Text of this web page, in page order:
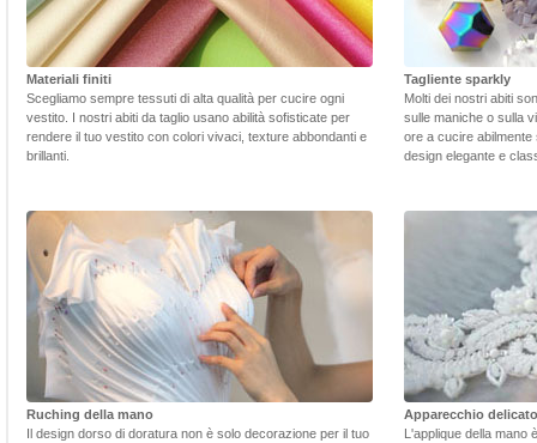
Materiali finiti
Scegliamo sempre tessuti di alta qualità per cucire ogni
vestito. I nostri abiti da taglio usano abilità sofisticate per
rendere il tuo vestito con colori vivaci, texture abbondanti e
brillanti.
Tagliente sparkly
Molti dei nostri abiti
sulle maniche o sulla
ore a cucire
design elegante e
Ruching della mano
Il design dorso di doratura non è solo decorazione per il tuo
Apparecchio delicato
L'applique della mano